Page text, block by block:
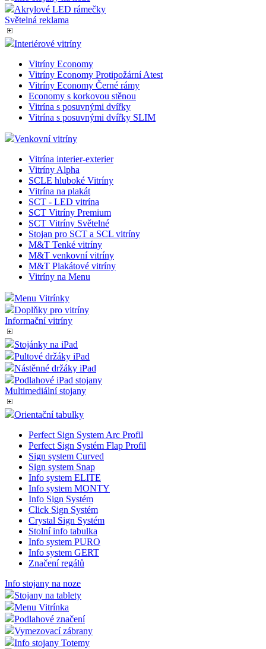
Smart Ledbox 25 - Oboustranný
Smart Ledbox 35 - Jednostranný
Voděodolný uzamykatelný Ledbox
LED Windtalker
Info stojany na noze
Akrylové LED rámečky
Světelná reklama
Interiérové vitríny
Vitríny Economy
Vitríny Economy Protipožární Atest
Vitríny Economy Černé rámy
Economy s korkovou stěnou
Vitrína s posuvnými dvířky
Vitrína s posuvnými dvířky SLIM
Venkovní vitríny
Vitrína interier-exterier
Vitríny Alpha
SCLE hluboké Vitríny
Vitrína na plakát
SCT - LED vitrína
SCT Vitríny Premium
SCT Vitríny Světelné
Stojan pro SCT a SCL vitríny
M&T Tenké vitríny
M&T Plakátové vitríny
Vitríny na Menu
Menu Vitrínky
Doplňky pro vitríny
Informační vitríny
Pultové držáky iPad
Nástěnné držáky iPad
Podlahové iPad stojany
Multimediální stojany
Orientační tabulky
Perfect Sign System Arc Profil
Perfect Sign Systém Flap Profil
Sign system Curved
Sign system Snap
Info system ELITE
Info system MONTY
Info Sign Systém
Click Sign Systém
Crystal Sign Systém
Stolní info tabulka
Info system PURO
Info system GERT
Značení regálů